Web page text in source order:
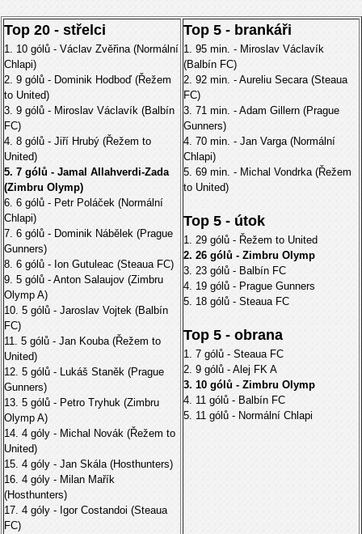
Top 20 - střelci
1. 10 gólů - Václav Zvěřina (Normální
Chlapi)
2. 9 gólů - Dominik Hodboď (Řežem
to United)
3. 9 gólů - Miroslav Václavík (Balbín
FC)
4. 8 gólů - Jiří Hrubý (Řežem to
United)
5. 7 gólů - Jamal Allahverdi-Zada
(Zimbru Olymp)
6. 6 gólů - Petr Poláček (Normální
Chlapi)
7. 6 gólů - Dominik Nábělek (Prague
Gunners)
8. 6 gólů - Ion Gutuleac (Steaua FC)
9. 5 gólů - Anton Salaujov (Zimbru
Olymp A)
10. 5 gólů - Jaroslav Vojtek (Balbín
FC)
11. 5 gólů - Jan Kouba (Řežem to
United)
12. 5 gólů - Lukáš Staněk (Prague
Gunners)
13. 5 gólů - Petro Tryhuk (Zimbru
Olymp A)
14. 4 góly - Michal Novák (Řežem to
United)
15. 4 góly - Jan Skála (Hosthunters)
16. 4 góly - Milan Mařík
(Hosthunters)
17. 4 góly - Igor Costandoi (Steaua
FC)
Top 5 - brankáři
1. 95 min. - Miroslav Václavík
(Balbín FC)
2. 92 min. - Aureliu Secara (Steaua
FC)
3. 71 min. - Adam Gillern (Prague
Gunners)
4. 70 min. - Jan Varga (Normální
Chlapi)
5. 69 min. - Michal Vondrka (Řežem
to United)
Top 5 - útok
1. 29 gólů - Řežem to United
2. 26 gólů - Zimbru Olymp
3. 23 gólů - Balbín FC
4. 19 gólů - Prague Gunners
5. 18 gólů - Steaua FC
Top 5 - obrana
1. 7 gólů - Steaua FC
2. 9 gólů - Alej FK A
3. 10 gólů - Zimbru Olymp
4. 11 gólů - Balbín FC
5. 11 gólů - Normální Chlapi